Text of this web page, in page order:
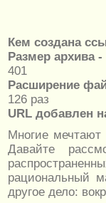
Кем создана
Размер архива -
401
Расширение
126 раз
URL добавлен
Многие
Давайте
рациональный
другое дело: